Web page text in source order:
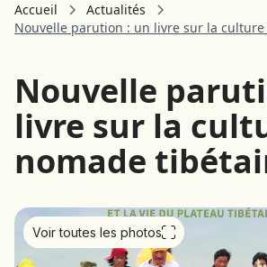
AFRIQUE DU SUD
ALBANIE
ANGOLA
ARABIE SAOUDITE
ARGENTINE
AZERBAÏDJAN
BANGLADESH
BÉNIN
BHOUTAN
Accueil
Actualités
Nouvelle parution : un livre sur la
Nouvelle
livre sur la
nomade
Voir toutes les photos